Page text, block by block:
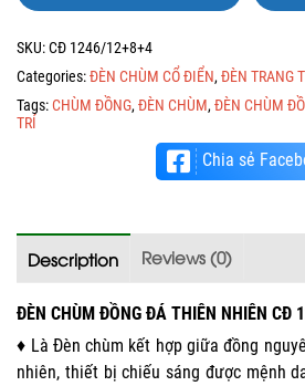
SKU:CĐ 1246/12+8+4
Categories:ĐÈN CHÙM CỔ ĐIỂN, ĐÈN TRANG
Tags:CHÙM ĐỒNG, ĐÈN CHÙM, ĐÈN CHÙM
TRÍ
Chia sẻ
Description Reviews (0)
ĐÈN CHÙM ĐỒNG ĐÁ THIÊN NHIÊN CĐ
♦ Là Đèn chùm kết hợp giữa đồng
nhiên, thiết bị chiếu sáng được mệnh